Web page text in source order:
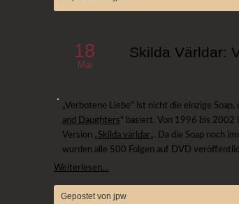
18
Mai
Skilda Världar:
„Verbotene Liebe“ ist nicht die einzige
and Daughters“ basiert. Von 1996 bis 2002
Version „Skilda världar„. Da die Soap noch
wurden alle 500 Folgen auf DVD
Weiterlesen…
Gepostet von jpw